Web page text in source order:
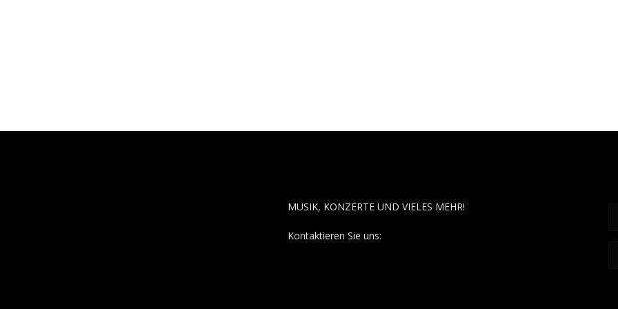
MUSIK, KONZERTE UND VIELES MEHR!
Kontaktieren Sie uns: